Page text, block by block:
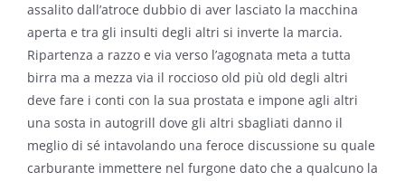
assalito dall’atroce dubbio di aver lasciato la macchina
aperta e tra gli insulti degli altri si inverte la marcia.
Ripartenza a razzo e via verso l’agognata meta a tutta
birra ma a mezza via il roccioso old più old degli altri
deve fare i conti con la sua prostata e impone agli altri
una sosta in autogrill dove gli altri sbagliati danno il
meglio di sé intavolando una feroce discussione su quale
carburante immettere nel furgone dato che a qualcuno la